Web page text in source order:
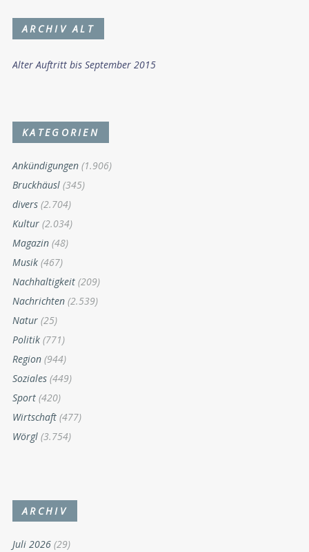
ARCHIV ALT
Alter Auftritt bis September 2015
KATEGORIEN
Ankündigungen (1.906)
Bruckhäusl (345)
divers (2.704)
Kultur (2.034)
Magazin (48)
Musik (467)
Nachhaltigkeit (209)
Nachrichten (2.539)
Natur (25)
Politik (771)
Region (944)
Soziales (449)
Sport (420)
Wirtschaft (477)
Wörgl (3.754)
ARCHIV
Juli 2026 (29)